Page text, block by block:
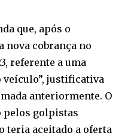
que, após o
nova cobrança no
referente a uma
veículo”, justificativa
anteriormente. O
pelos golpistas
teria aceitado a oferta